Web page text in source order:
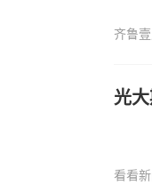
齐鲁
光
看看